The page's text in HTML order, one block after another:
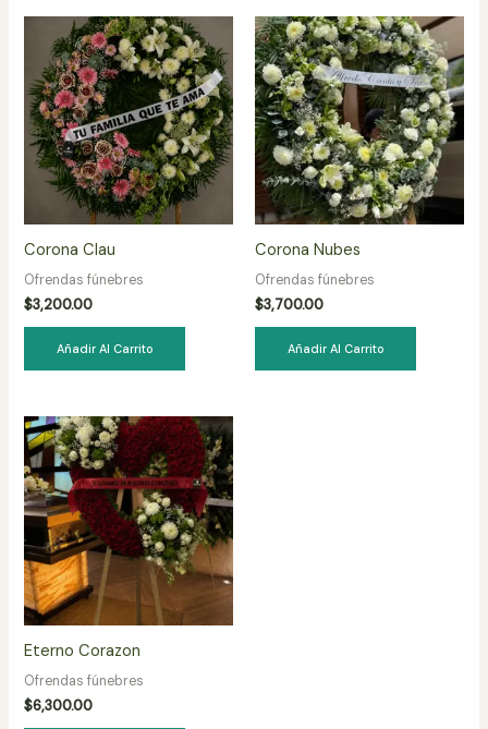
Corona Clau
Ofrendas fúnebres
$3,200.00
Añadir Al Carrito
Corona Nubes
Ofrendas fúnebres
$3,700.00
Añadir Al Carrito
Eterno Corazon
Ofrendas fúnebres
$6,300.00